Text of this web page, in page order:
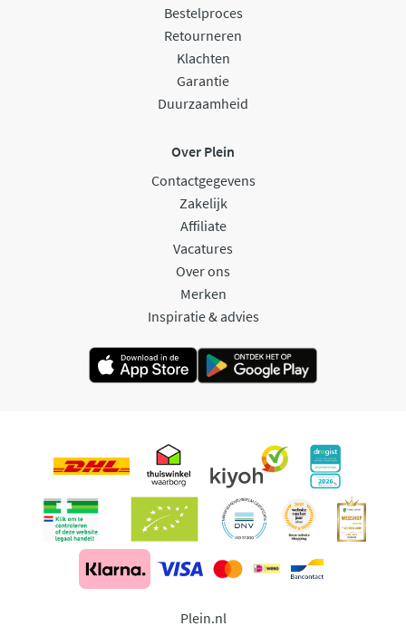
Bestelproces
Retourneren
Klachten
Garantie
Duurzaamheid
Over Plein
Contactgegevens
Zakelijk
Affiliate
Vacatures
Over ons
Merken
Inspiratie & advies
Plein.nl